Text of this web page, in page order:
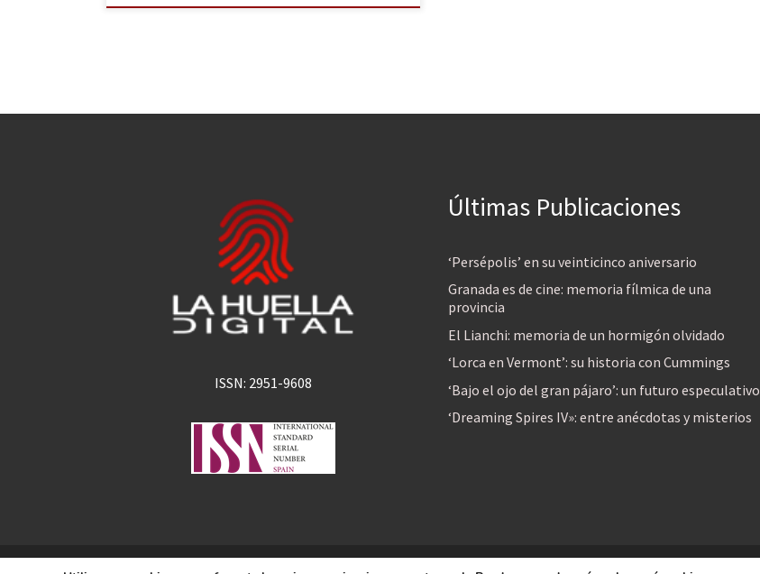
ISSN: 2951-9608
Últimas Publicaciones
‘Persépolis’ en su veinticinco aniversario
Granada es de cine: memoria fílmica de una
provincia
El Lianchi: memoria de un hormigón olvidado
‘Lorca en Vermont’: su historia con Cummings
‘Bajo el ojo del gran pájaro’: un futuro especulativo
‘Dreaming Spires IV»: entre anécdotas y misterios